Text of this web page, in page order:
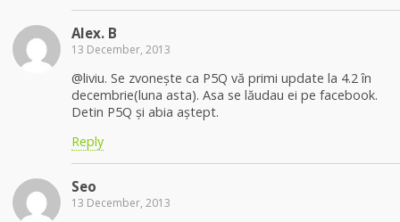
Alex. B
13 December, 2013
@liviu. Se zvonește ca P5Q vă primi update la 4.2 în
decembrie(luna asta). Asa se lăudau ei pe facebook.
Detin P5Q și abia aștept.
Reply
Seo
13 December, 2013